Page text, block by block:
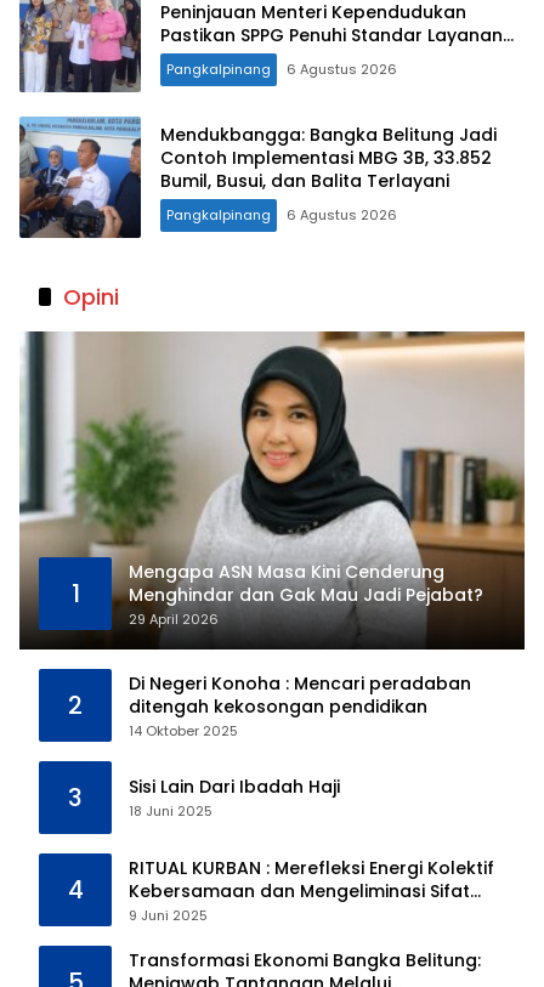
Peninjauan Menteri Kependudukan
Pastikan SPPG Penuhi Standar Layanan
MBG
Pangkalpinang 6 Agustus 2026
Mendukbangga: Bangka Belitung Jadi
Contoh Implementasi MBG 3B, 33.852
Bumil, Busui, dan Balita Terlayani
Pangkalpinang 6 Agustus 2026
Opini
1
Mengapa ASN Masa Kini Cenderung
Menghindar dan Gak Mau Jadi Pejabat?
29 April 2026
2
Di Negeri Konoha : Mencari peradaban
ditengah kekosongan pendidikan
14 Oktober 2025
3 Sisi Lain Dari Ibadah Haji
18 Juni 2025
4
RITUAL KURBAN : Merefleksi Energi Kolektif
Kebersamaan dan Mengeliminasi Sifat
Kebinatangan Manusia
9 Juni 2025
Transformasi Ekonomi Bangka Belitung: